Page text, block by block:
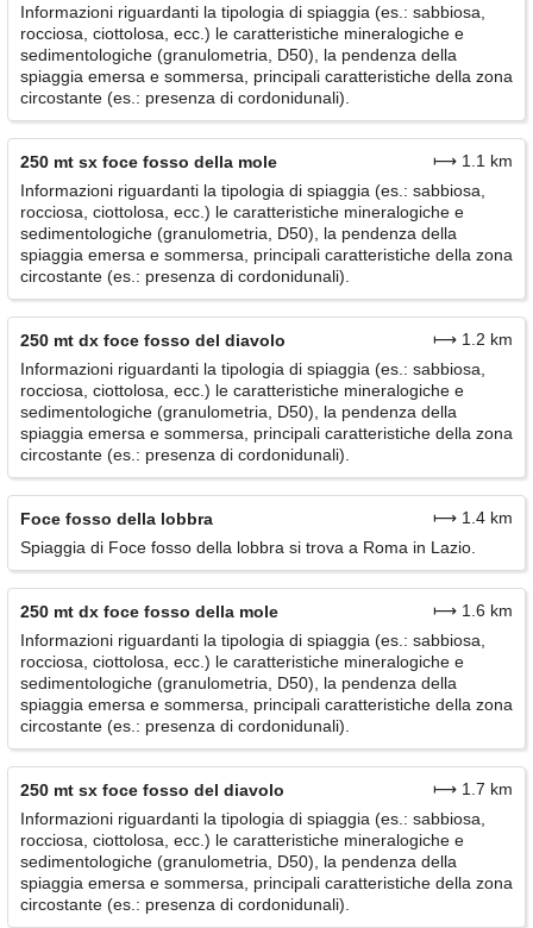
Informazioni riguardanti la tipologia di spiaggia (es.: sabbiosa,
rocciosa, ciottolosa, ecc.) le caratteristiche mineralogiche e
sedimentologiche (granulometria, D50), la pendenza della
spiaggia emersa e sommersa, principali caratteristiche della zona
circostante (es.: presenza di cordonidunali).
250 mt sx foce fosso della mole
⟼ 1.1 km
Informazioni riguardanti la tipologia di spiaggia (es.: sabbiosa,
rocciosa, ciottolosa, ecc.) le caratteristiche mineralogiche e
sedimentologiche (granulometria, D50), la pendenza della
spiaggia emersa e sommersa, principali caratteristiche della zona
circostante (es.: presenza di cordonidunali).
250 mt dx foce fosso del diavolo
⟼ 1.2 km
Informazioni riguardanti la tipologia di spiaggia (es.: sabbiosa,
rocciosa, ciottolosa, ecc.) le caratteristiche mineralogiche e
sedimentologiche (granulometria, D50), la pendenza della
spiaggia emersa e sommersa, principali caratteristiche della zona
circostante (es.: presenza di cordonidunali).
Foce fosso della lobbra
⟼ 1.4 km
Spiaggia di Foce fosso della lobbra si trova a Roma in Lazio.
250 mt dx foce fosso della mole
⟼ 1.6 km
Informazioni riguardanti la tipologia di spiaggia (es.: sabbiosa,
rocciosa, ciottolosa, ecc.) le caratteristiche mineralogiche e
sedimentologiche (granulometria, D50), la pendenza della
spiaggia emersa e sommersa, principali caratteristiche della zona
circostante (es.: presenza di cordonidunali).
250 mt sx foce fosso del diavolo
⟼ 1.7 km
Informazioni riguardanti la tipologia di spiaggia (es.: sabbiosa,
rocciosa, ciottolosa, ecc.) le caratteristiche mineralogiche e
sedimentologiche (granulometria, D50), la pendenza della
spiaggia emersa e sommersa, principali caratteristiche della zona
circostante (es.: presenza di cordonidunali).